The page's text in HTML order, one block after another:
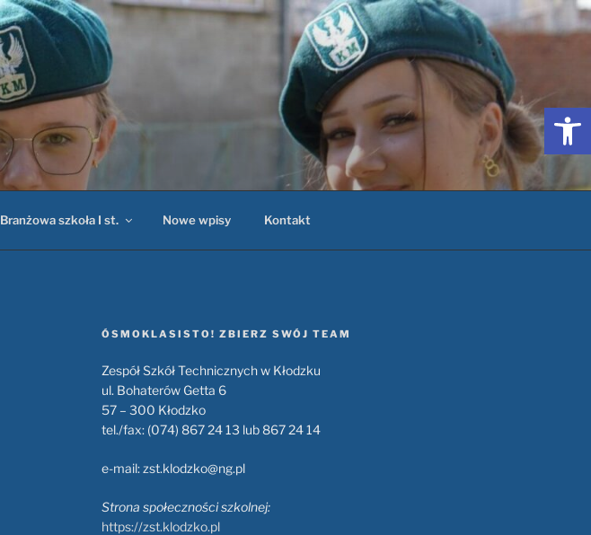
Branżowa szkoła I st. Nowe wpisy Kontakt
ÓSMOKLASISTO! ZBIERZ SWÓJ TEAM
Zespół Szkół Technicznych w Kłodzku
ul. Bohaterów Getta 6
57 – 300 Kłodzko
tel./fax: (074) 867 24 13 lub 867 24 14
e-mail: zst.klodzko@ng.pl
Strona społeczności szkolnej:
https://zst.klodzko.pl